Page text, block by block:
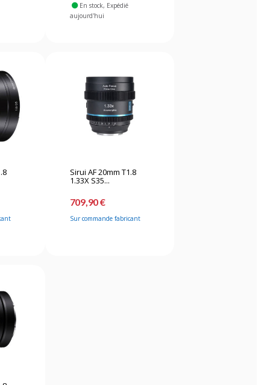
En stock, Expédié
aujourd'hui
Sirui AF 20mm T1.8
1.33X S35...
709,90 €
Sur commande fabricant